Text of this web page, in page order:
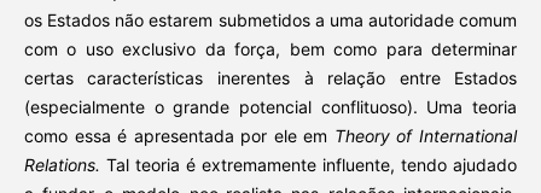
os Estados não estarem submetidos a uma autoridade comum
com o uso exclusivo da força, bem como para determinar
certas características inerentes à relação entre Estados
(especialmente o grande potencial conflituoso). Uma teoria
como essa é apresentada por ele em Theory of International
Relations. Tal teoria é extremamente influente, tendo ajudado